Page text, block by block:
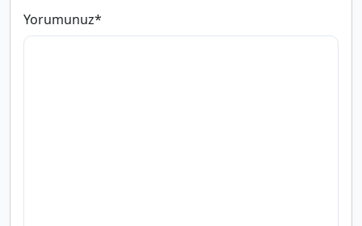
Yorumunuz*